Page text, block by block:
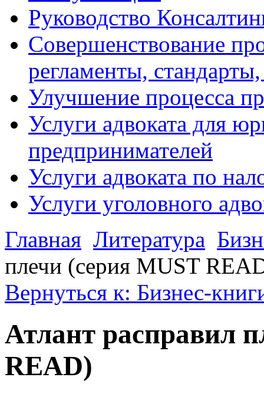
Руководство
Совершенствование
регламенты,
Улучшение процесса
Услуги адвоката для
предпринимателей
Услуги адвоката по
Услуги уголовного
Главная Литература
плечи (серия MUST
Вернуться к: Бизнес-
Атлант расправил
READ)